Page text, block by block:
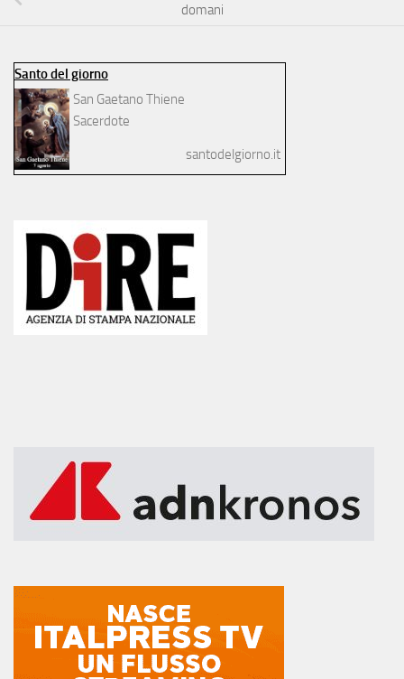
domani
Santo del giorno
San Gaetano Thiene
Sacerdote
santodelgiorno.it